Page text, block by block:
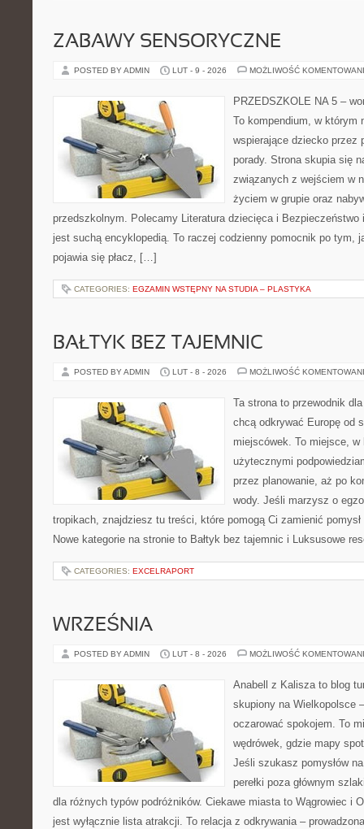
ZABAWY SENSORYCZNE
POSTED BY ADMIN LUT - 9 - 2026 MOŻLIWOŚĆ
PRZEDSZKOLE NA 5 –
To kompendium, w którym
wspierające dziecko przez
porady. Strona skupia się
związanych z wejściem w
życiem w grupie oraz
przedszkolnym. Polecamy Literatura dziecięca i Bezpieczeństwo
jest suchą encyklopedią. To raczej codzienny pomocnik po tym,
pojawia się płacz, […]
CATEGORIES: EGZAMIN WSTĘPNY NA STUDIA – PLASTYKA
BAŁTYK BEZ TAJEMNIC
POSTED BY ADMIN LUT - 8 - 2026 MOŻLIWOŚĆ
Ta strona to przewodnik
chcą odkrywać Europę od
miejscówek. To miejsce,
użytecznymi
przez planowanie, aż po
wody. Jeśli marzysz o
tropikach, znajdziesz tu treści, które pomogą Ci zamienić
Nowe kategorie na stronie to Bałtyk bez tajemnic i Luksusowe
CATEGORIES: EXCELRAPORT
WRZEŚNIA
POSTED BY ADMIN LUT - 8 - 2026 MOŻLIWOŚĆ
Anabell z Kalisza to blog
skupiony na Wielkopolsce
oczarować spokojem. To
wędrówek, gdzie mapy
Jeśli szukasz pomysłów
perełki poza głównym
dla różnych typów podróżników. Ciekawe miasta to Wągrowiec i
jest wyłącznie lista atrakcji. To relacja z odkrywania –